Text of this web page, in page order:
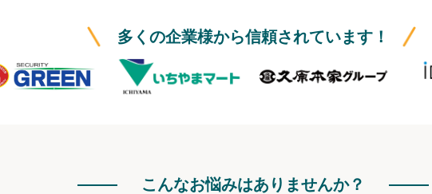
多くの企業様から信頼されています！
こんなお悩みはありませんか？